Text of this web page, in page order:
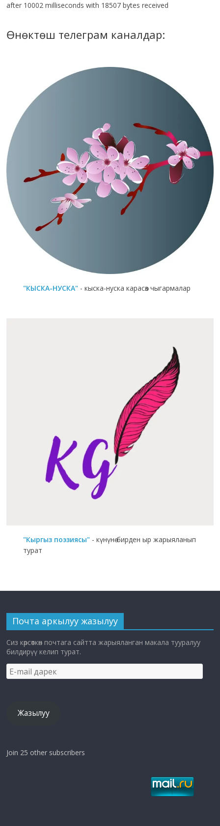
after 10002 milliseconds with 18507 bytes received
Өнөктөш телеграм каналдар:
"КЫСКА-НУСКА" - кыска-нуска карасөз чыгармалар
"Кыргыз поэзиясы" - күнүнө бирден ыр жарыяланып
турат
Почта аркылуу жазылуу
Сиз көрсөткөн почтага сайтта жарыяланган макала тууралуу
билдирүү келип турат.
E-
mail
Жазылуу
Join 25 other subscribers